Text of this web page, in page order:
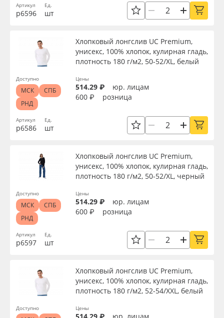
Артикул
р6596
Ед.
шт
Артикул
р6586
Хлопковый лонгслив UC Premium,
унисекс, 100% хлопок, кулирная гладь,
плотность 180 г/м2, 50-52/XL, белый
Ед.
шт
Цены
514.29 ₽
юр. лицам
600 ₽
розница
Доступно
МСК
СПБ
РНД
Артикул
р6597
Хлопковый лонгслив UC Premium,
унисекс, 100% хлопок, кулирная гладь,
плотность 180 г/м2, 50-52/XL, черный
Ед.
шт
Цены
514.29 ₽
юр. лицам
600 ₽
розница
Доступно
МСК
СПБ
РНД
Хлопковый лонгслив UC Premium,
унисекс, 100% хлопок, кулирная гладь,
плотность 180 г/м2, 52-54/XXL, белый
Цены
Доступно